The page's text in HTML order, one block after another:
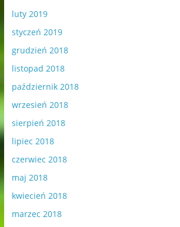
luty 2019
styczeń 2019
grudzień 2018
listopad 2018
październik 2018
wrzesień 2018
sierpień 2018
lipiec 2018
czerwiec 2018
maj 2018
kwiecień 2018
marzec 2018